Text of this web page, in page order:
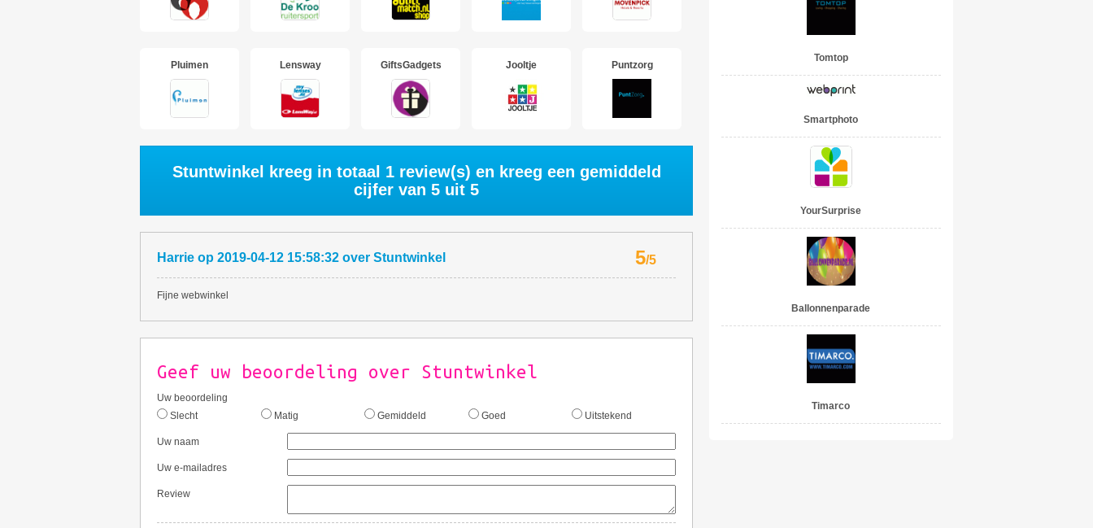
Pluimen Lensway GiftsGadgets Jooltje Puntzorg
Stuntwinkel kreeg in totaal 1review(s) en kreeg een gemiddeld
cijfer van 5 uit 5
Harrie op 2019-04-12 15:58:32 over Stuntwinkel 5/5
Fijne webwinkel
Geef uw beoordeling over Stuntwinkel
Uw beoordeling
Slecht
Matig Gemiddeld Goed Uitstekend
Uw naam
Uw e-mailadres
Review
Tomtop
Smartphoto
YourSurprise
Ballonnenparade
Timarco